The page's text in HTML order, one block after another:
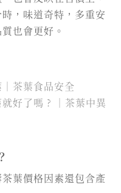
，味道奇特，多重安
也會更好。
茶葉食品安全
好了嗎 ? ｜茶葉中異
葉價格因素還包含產